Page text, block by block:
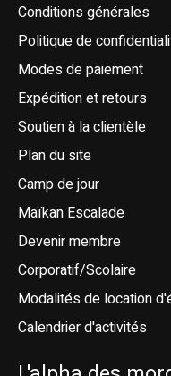
Conditions générales
Politique de
Modes de paiement
Expédition et retours
Soutien à la clientèle
Plan du site
Camp de jour
Maïkan Escalade
Devenir membre
Corporatif/Scolaire
Modalités de location
Calendrier d'activités